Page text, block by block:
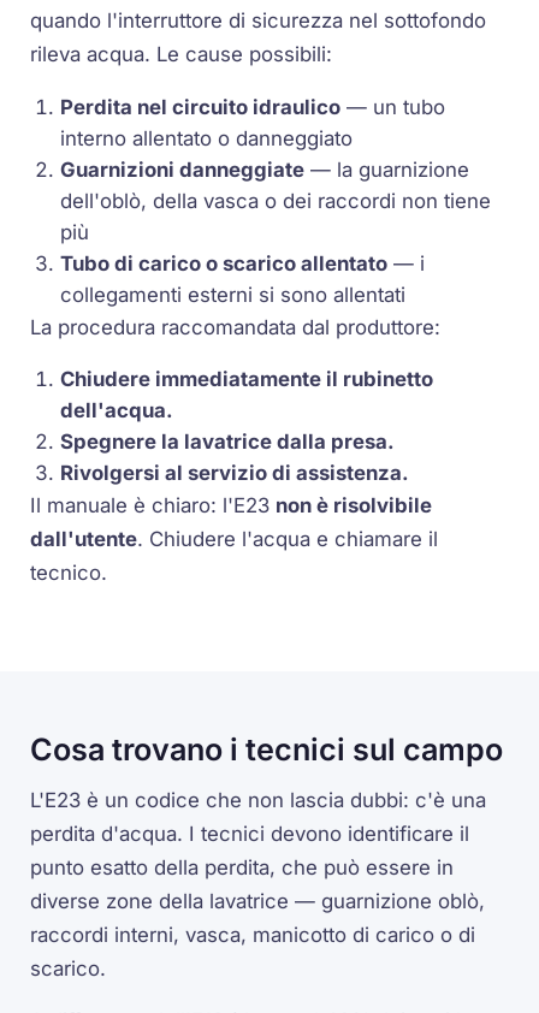
quando l'interruttore di sicurezza nel sottofondo
rileva acqua. Le cause possibili:
Perdita nel circuito idraulico — un tubo
interno allentato o danneggiato
Guarnizioni danneggiate — la guarnizione
dell'oblò, della vasca o dei raccordi non tiene
più
Tubo di carico o scarico allentato — i
collegamenti esterni si sono allentati
La procedura raccomandata dal produttore:
Chiudere immediatamente il rubinetto
dell'acqua.
Spegnere la lavatrice dalla presa.
Rivolgersi al servizio di assistenza.
Il manuale è chiaro: l'E23 non è risolvibile
dall'utente. Chiudere l'acqua e chiamare il
tecnico.
Cosa trovano i tecnici sul campo
L'E23 è un codice che non lascia dubbi: c'è una
perdita d'acqua. I tecnici devono identificare il
punto esatto della perdita, che può essere in
diverse zone della lavatrice — guarnizione oblò,
raccordi interni, vasca, manicotto di carico o di
scarico.